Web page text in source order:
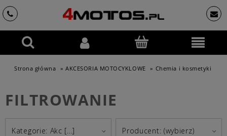
Strona główna » AKCESORIA MOTOCYKLOWE » Chemia i kosmetyki
FILTROWANIE
Kategorie: Akc [...] Producent: (wybierz)